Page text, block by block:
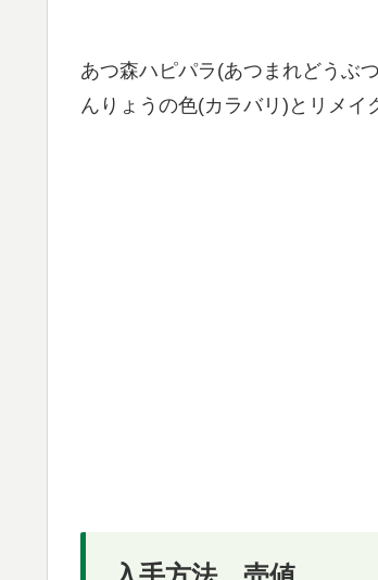
あつ森ハピパラ(あつまれどうぶ
んりょうの色(カラバリ)とリメイ